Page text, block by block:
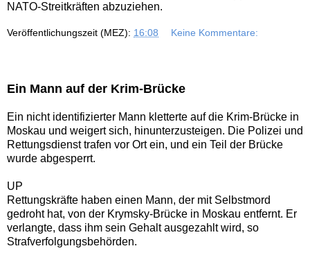
NATO-Streitkräften abzuziehen.
Veröffentlichungszeit (MEZ): 16:08 Keine Kommentare:
Ein Mann auf der Krim-Brücke
Ein nicht identifizierter Mann kletterte auf die Krim-Brücke in
Moskau und weigert sich, hinunterzusteigen. Die Polizei und
Rettungsdienst trafen vor Ort ein, und ein Teil der Brücke
wurde abgesperrt.
UP
Rettungskräfte haben einen Mann, der mit Selbstmord
gedroht hat, von der Krymsky-Brücke in Moskau entfernt. Er
verlangte, dass ihm sein Gehalt ausgezahlt wird, so
Strafverfolgungsbehörden.